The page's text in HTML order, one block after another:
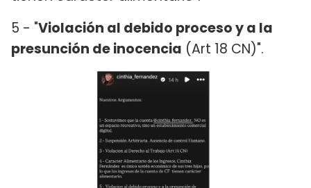
5 - "Violación al debido proceso y a la
presunción de inocencia (Art 18 CN)".